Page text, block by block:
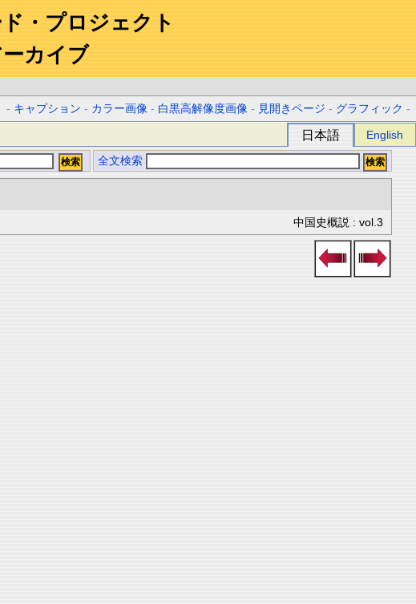
・プロジェクト
カイブ
- キャプション - カラー画像 - 白黒高解像度画像 - 見開きページ - グラフィック -
日本語 English
全文検索
中国史概説 : vol.3